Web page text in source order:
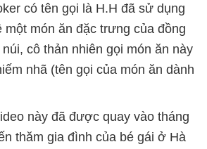
có tên gọi là H.H đã sử dụng
một món ăn đặc trưng của đồng
cô thản nhiên gọi món ăn này
nhã (tên gọi của món ăn dành
này đã được quay vào tháng
thăm gia đình của bé gái ở Hà